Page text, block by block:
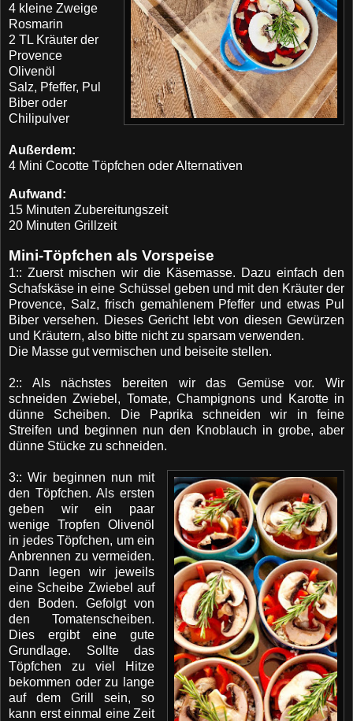
4 kleine Zweige
Rosmarin
2 TL Kräuter der
Provence
Olivenöl
Salz, Pfeffer, Pul
Biber oder
Chilipulver
Außerdem:
4 Mini Cocotte Töpfchen oder Alternativen
Aufwand:
15 Minuten Zubereitungszeit
20 Minuten Grillzeit
Mini-Töpfchen als Vorspeise
1:: Zuerst mischen wir die Käsemasse. Dazu einfach den
Schafskäse in eine Schüssel geben und mit den Kräuter der
Provence, Salz, frisch gemahlenem Pfeffer und etwas Pul
Biber versehen. Dieses Gericht lebt von diesen Gewürzen
und Kräutern, also bitte nicht zu sparsam verwenden.
Die Masse gut vermischen und beiseite stellen.
2:: Als nächstes bereiten wir das Gemüse vor. Wir
schneiden Zwiebel, Tomate, Champignons und Karotte in
dünne Scheiben. Die Paprika schneiden wir in feine
Streifen und beginnen nun den Knoblauch in grobe, aber
dünne Stücke zu schneiden.
3:: Wir beginnen nun mit
den Töpfchen. Als ersten
geben wir ein paar
wenige Tropfen Olivenöl
in jedes Töpfchen, um ein
Anbrennen zu vermeiden.
Dann legen wir jeweils
eine Scheibe Zwiebel auf
den Boden. Gefolgt von
den Tomatenscheiben.
Dies ergibt eine gute
Grundlage. Sollte das
Töpfchen zu viel Hitze
bekommen oder zu lange
auf dem Grill sein, so
kann erst einmal eine Zeit